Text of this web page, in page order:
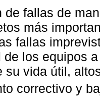
de fallas de
más
fallas
de los equipos
su vida útil,
correctivo y